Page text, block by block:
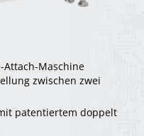
Attach-Maschine
zwischen zwei
patentiertem doppelt